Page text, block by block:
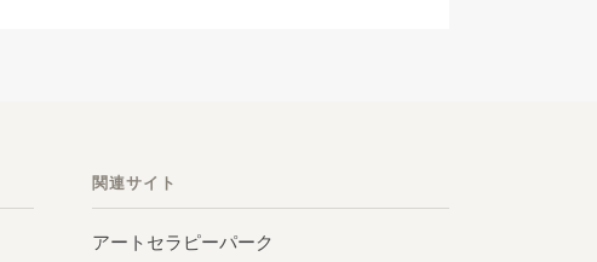
関連サイト
アートセラピーパーク